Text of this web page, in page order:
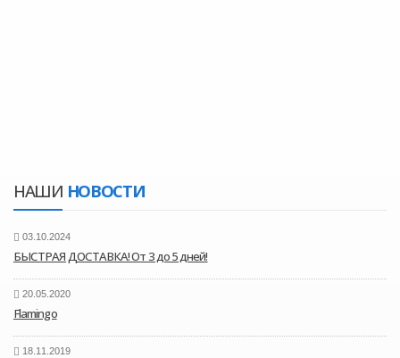
НАШИ НОВОСТИ
03.10.2024
БЫСТРАЯ ДОСТАВКА! От 3 до 5 дней!
20.05.2020
Flamingo
18.11.2019